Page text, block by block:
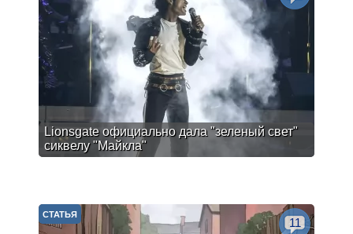
Lionsgate официально дала "зеленый свет"
сиквелу "Майкла"
СТАТЬЯ
11